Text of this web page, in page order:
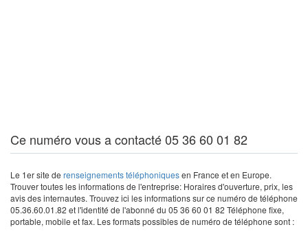
Ce numéro vous a contacté 05 36 60 01 82
Le 1er site de renseignements téléphoniquesen France et en Europe.
Trouver toutes les informations de l'entreprise: Horaires d'ouverture, prix, les
avis des internautes. Trouvez ici les informations sur ce numéro de téléphone
05.36.60.01.82 et l'identité de l'abonné du 05 36 60 01 82 Téléphone fixe,
portable, mobile et fax. Les formats possibles de numéro de téléphone sont :